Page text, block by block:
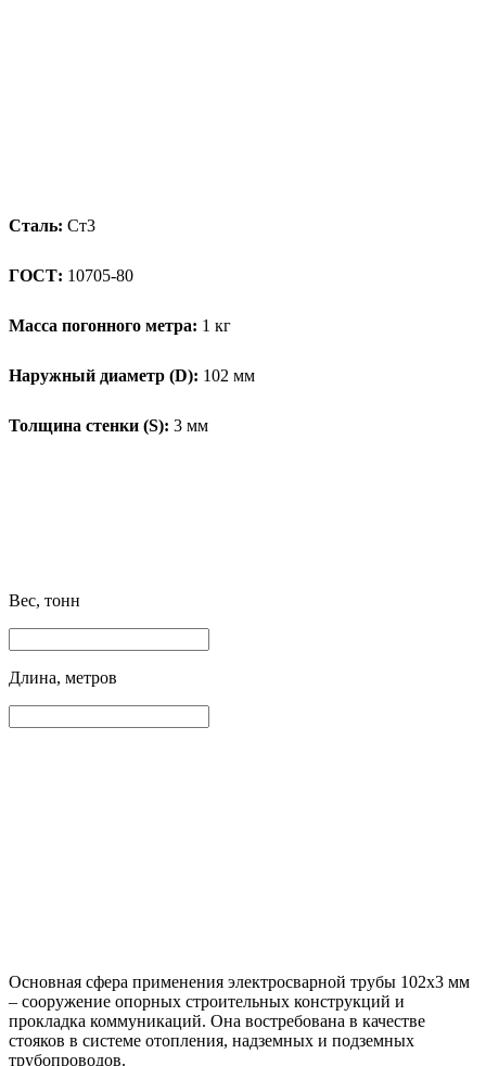
Сталь: Ст3
ГОСТ: 10705-80
Масса погонного метра: 1 кг
Наружный диаметр (D): 102 мм
Толщина стенки (S): 3 мм
Вес, тонн
Длина, метров
Основная сфера применения электросварной трубы 102х3 мм
– сооружение опорных строительных конструкций и
прокладка коммуникаций. Она востребована в качестве
стояков в системе отопления, надземных и подземных
трубопроводов.